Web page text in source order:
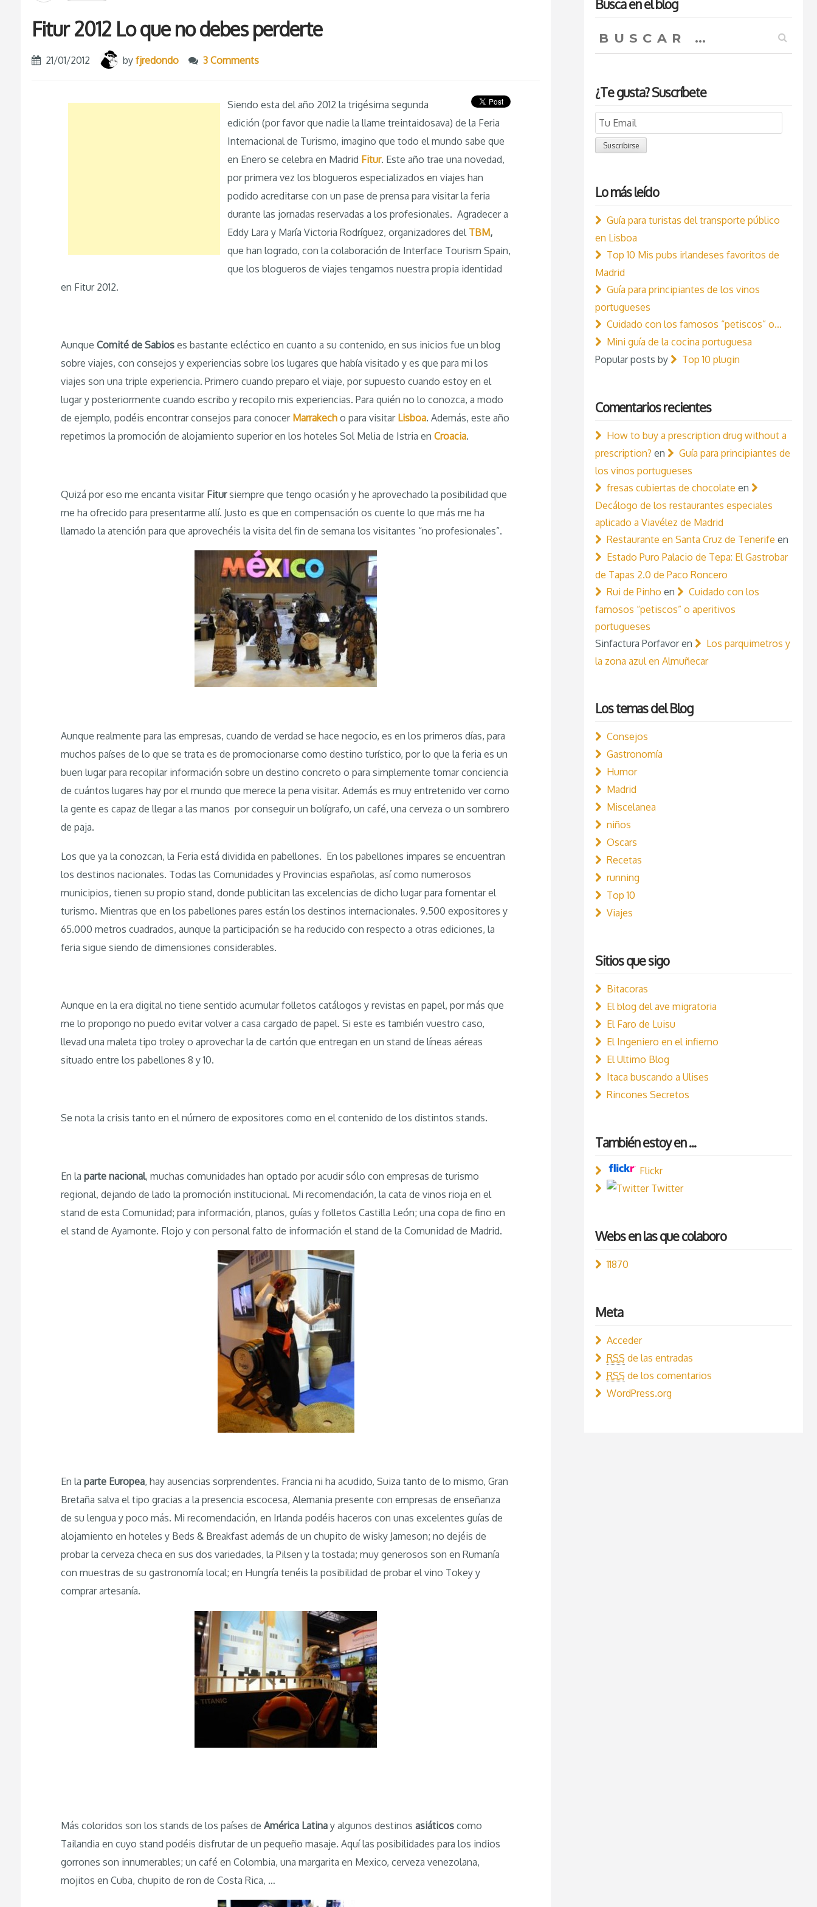
Fitur 2012 Lo que no debes perderte
21/01/2012 byfjredondo 3 Comments
Siendo esta del año 2012 la trigésima segunda
edición (por favor que nadie la llame treintaidosava) de la Feria
Internacional de Turismo, imagino que todo el mundo sabe que
en Enero se celebra en Madrid Fitur. Este año trae una novedad,
por primera vez los blogueros especializados en viajes han
podido acreditarse con un pase de prensa para visitar la feria
durante las jornadas reservadas a los profesionales. Agradecer a
Eddy Lara y María Victoria Rodríguez, organizadores del TBM,
que han logrado, con la colaboración de Interface Tourism Spain,
que los blogueros de viajes tengamos nuestra propia identidad
en Fitur 2012.
AunqueComité de Sabios es bastante ecléctico en cuanto a su contenido, en sus inicios fue un blog
sobre viajes, con consejos y experiencias sobre los lugares que había visitado y es que para mi los
viajes son una triple experiencia. Primero cuando preparo el viaje, por supuesto cuando estoy en el
lugar y posteriormente cuando escribo y recopilo mis experiencias. Para quién no lo conozca, a modo
de ejemplo, podéis encontrar consejos para conocer Marrakech o para visitar Lisboa. Además, este año
repetimos la promoción de alojamiento superior en los hoteles Sol Melia de Istria enCroacia.
Quizá por eso me encanta visitar Fitursiempre que tengo ocasión y he aprovechado la posibilidad que
me ha ofrecido para presentarme allí. Justo es que en compensación os cuente lo que más me ha
llamado la atención para que aprovechéis la visita del fin de semana los visitantes “no profesionales”.
Aunque realmente para las empresas, cuando de verdad se hace negocio, es en los primeros días, para
muchos países de lo que se trata es de promocionarse como destino turístico, por lo que la feria es un
buen lugar para recopilar información sobre un destino concreto o para simplemente tomar conciencia
de cuántos lugares hay por el mundo que merece la pena visitar. Además es muy entretenido ver como
la gente es capaz de llegar a las manos por conseguir un bolígrafo, un café, una cerveza o un sombrero
de paja.
Los que ya la conozcan, la Feria está dividida en pabellones. En los pabellones impares se encuentran
los destinos nacionales. Todas las Comunidades y Provincias españolas, así como numerosos
municipios, tienen su propio stand, donde publicitan las excelencias de dicho lugar para fomentar el
turismo. Mientras que en los pabellones pares están los destinos internacionales. 9.500 expositores y
65.000 metros cuadrados, aunque la participación se ha reducido con respecto a otras ediciones, la
feria sigue siendo de dimensiones considerables.
Aunque en la era digital no tiene sentido acumular folletos catálogos y revistas en papel, por más que
me lo propongo no puedo evitar volver a casa cargado de papel. Si este es también vuestro caso,
llevad una maleta tipo troley o aprovechar la de cartón que entregan en un stand de líneas aéreas
situado entre los pabellones 8 y 10.
Se nota la crisis tanto en el número de expositores como en el contenido de los distintos stands.
En laparte nacional, muchas comunidades han optado por acudir sólo con empresas de turismo
regional, dejando de lado la promoción institucional. Mi recomendación, la cata de vinos rioja en el
stand de esta Comunidad; para información, planos, guías y folletos Castilla León; una copa de fino en
el stand de Ayamonte. Flojo y con personal falto de información el stand de la Comunidad de Madrid.
En laparte Europea, hay ausencias sorprendentes. Francia ni ha acudido, Suiza tanto de lo mismo, Gran
Bretaña salva el tipo gracias a la presencia escocesa, Alemania presente con empresas de enseñanza
de su lengua y poco más. Mi recomendación, en Irlanda podéis haceros con unas excelentes guías de
alojamiento en hoteles y Beds & Breakfast además de un chupito de wisky Jameson; no dejéis de
probar la cerveza checa en sus dos variedades, la Pilsen y la tostada; muy generosos son en Rumanía
con muestras de su gastronomía local; en Hungría tenéis la posibilidad de probar el vino Tokey y
comprar artesanía.
Más coloridos son los stands de los países deAmérica Latina y algunos destinosasiáticos como
Tailandia en cuyo stand podéis disfrutar de un pequeño masaje. Aquí las posibilidades para los indios
gorrones son innumerables; un café en Colombia, una margarita en Mexico, cerveza venezolana,
mojitos en Cuba, chupito de ron de Costa Rica, …
Busca en el blog
Buscar:
¿Te gusta? Suscríbete
Email
Subscription
Suscribirse
Lo más leído
Guía para turistas del transporte público
en Lisboa
Top 10 Mis pubs irlandeses favoritos de
Madrid
Guía para principiantes de los vinos
portugueses
Cuidado con los famosos “petiscos” o…
Mini guía de la cocina portuguesa
Popular posts by
Top 10 plugin
Comentarios recientes
How to buy a prescription drug without a
prescription? en
Guía para principiantes de
los vinos portugueses
fresas cubiertas de chocolate en
Decálogo de los restaurantes especiales
aplicado a Viavélez de Madrid
Restaurante en Santa Cruz de Tenerife en
Estado Puro Palacio de Tepa: El Gastrobar
de Tapas 2.0 de Paco Roncero
Rui de Pinho en
Cuidado con los
famosos “petiscos” o aperitivos
portugueses
Sinfactura Porfavoren
Los parquimetros y
la zona azul en Almuñecar
Los temas del Blog
Consejos
Gastronomía
Humor
Madrid
Miscelanea
niños
Oscars
Recetas
running
Top 10
Viajes
Sitios que sigo
Bitacoras
El blog del ave migratoria
El Faro de Luisu
El Ingeniero en el infierno
El Ultimo Blog
Itaca buscando a Ulises
Rincones Secretos
También estoy en ...
Flickr
Twitter
Webs en las que colaboro
11870
Meta
Acceder
RSS de las entradas
RSS de los comentarios
WordPress.org